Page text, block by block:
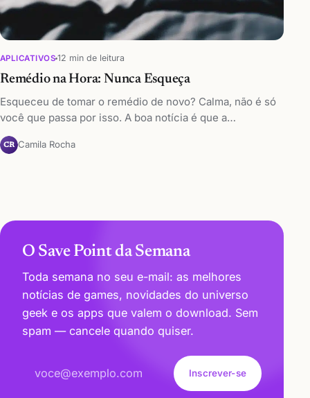
APLICATIVOS 12 min de leitura
Remédio na Hora: Nunca Esqueça
Esqueceu de tomar o remédio de novo? Calma, não é só
você que passa por isso. A boa notícia é que a…
CR Camila Rocha
O Save Point da Semana
Toda semana no seu e-mail: as melhores
notícias de games, novidades do universo
geek e os apps que valem o download. Sem
spam — cancele quando quiser.
Inscrever-se